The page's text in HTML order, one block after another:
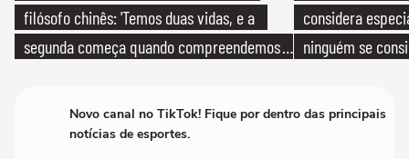
filósofo chinês: 'Temos duas vidas, e a
segunda começa quando compreendemos
considera
ninguém se
Novo canal no TikTok! Fique por dentro das principais
notícias de esportes.